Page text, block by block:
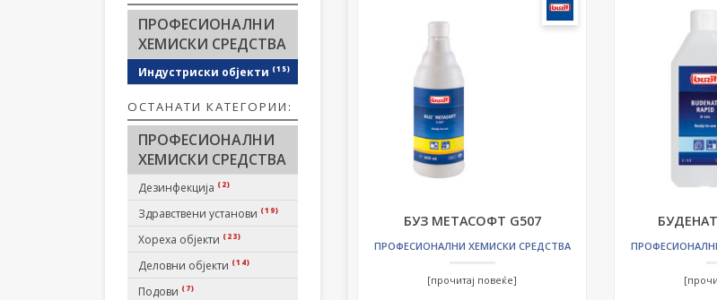
ПРОФЕСИОНАЛНИ
ХЕМИСКИ СРЕДСТВА
Индустриски објекти (15)
ОСТАНАТИ КАТЕГОРИИ:
ПРОФЕСИОНАЛНИ
ХЕМИСКИ СРЕДСТВА
Дезинфекција (2)
Здравствени установи (19)
Хореха објекти (23)
Деловни објекти (14)
Подови (7)
БУЗ МЕТАСОФТ G507
ПРОФЕСИОНАЛНИ ХЕМИСКИ СРЕДСТВА
[прочитај повеќе]